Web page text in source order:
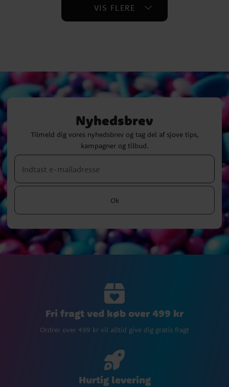
VIS FLERE
Nyhedsbrev
Tilmeld dig vores nyhedsbrev og tag del af sjove tips,
kampagner og tilbud.
Ok
Fri fragt ved køb over 499 kr
Ordrer over 499 kr vil alltid give dig gratis fragt
Hurtig levering